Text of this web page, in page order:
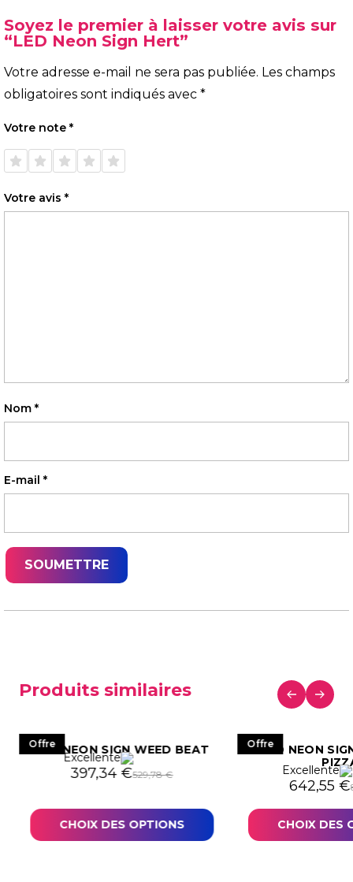
Soyez le premier à laisser votre avis sur
“LED Neon Sign Hert”
Votre adresse e-mail ne sera pas publiée. Les champs
obligatoires sont indiqués avec *
Votre note *
1 étoile
sur 5
2 étoiles
sur 5
3 étoiles
sur 5
4 étoiles
sur 5
5 étoiles
sur 5
Votre avis *
Nom *
E-mail *
Produits similaires
Offre
LED NEON SIGN WEED BEAT
Excellente
529,78€
Le prix initial était : 529,78 €.
397,34 €
Le prix actuel est : 397,34 €.
CHOIX DES OPTIONS
OffreLED NEON
Excellente
Le prix
642,55€
Le prix
CHOIX DES